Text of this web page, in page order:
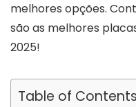
melhores opções.
são as melhores
2025!
Table of Contents